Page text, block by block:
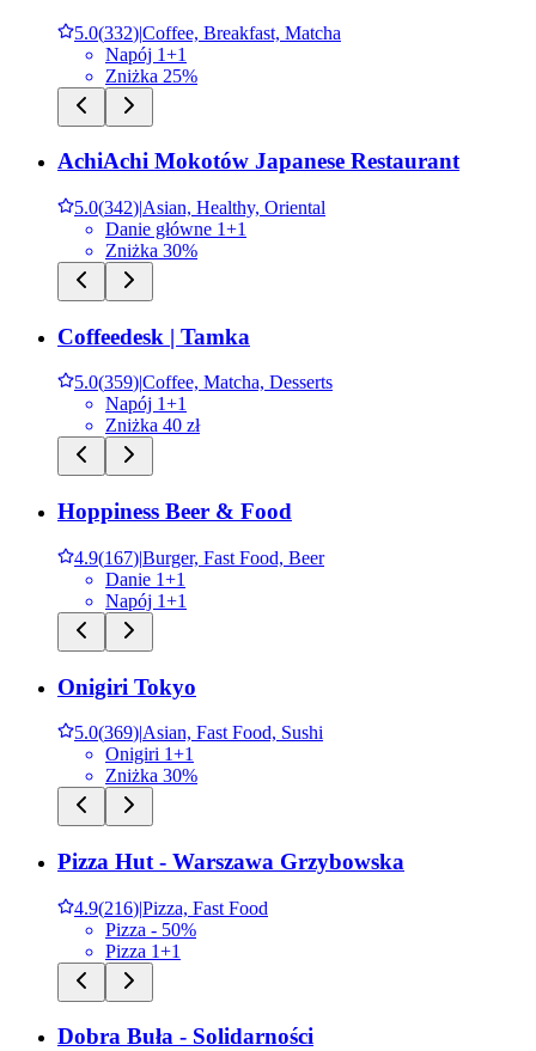
5.0(332)|Coffee, Breakfast, Matcha
Napój 1+1
Zniżka 25%
AchiAchi Mokotów Japanese Restaurant
5.0(342)|Asian, Healthy, Oriental
Danie główne 1+1
Zniżka 30%
Coffeedesk | Tamka
5.0(359)|Coffee, Matcha, Desserts
Napój 1+1
Zniżka 40 zł
Hoppiness Beer & Food
4.9(167)|Burger, Fast Food, Beer
Danie 1+1
Napój 1+1
Onigiri Tokyo
5.0(369)|Asian, Fast Food, Sushi
Onigiri 1+1
Zniżka 30%
Pizza Hut - Warszawa Grzybowska
4.9(216)|Pizza, Fast Food
Pizza - 50%
Pizza 1+1
Dobra Buła - Solidarności